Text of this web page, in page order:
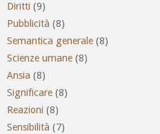
Diritti (9)
Pubblicità (8)
Semantica generale (8)
Scienze umane (8)
Ansia (8)
Significare (8)
Reazioni (8)
Sensibilità (7)